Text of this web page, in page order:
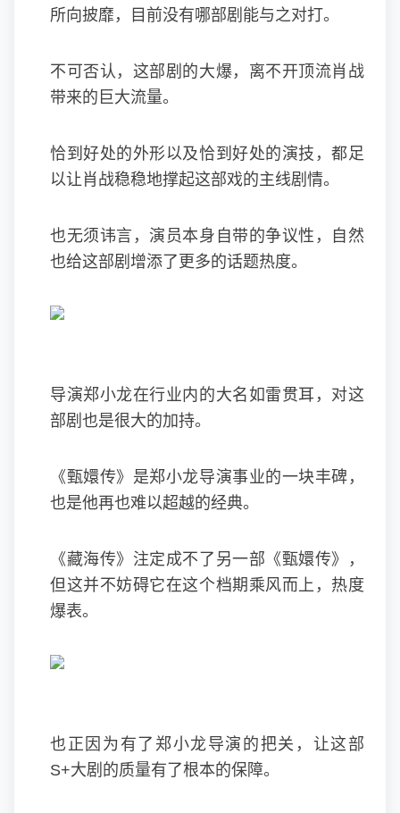
所向披靡，目前没有哪部剧能与之对打。
不可否认，这部剧的大爆，离不开顶流肖战
带来的巨大流量。
恰到好处的外形以及恰到好处的演技，都足
以让肖战稳稳地撑起这部戏的主线剧情。
也无须讳言，演员本身自带的争议性，自然
也给这部剧增添了更多的话题热度。
导演郑小龙在行业内的大名如雷贯耳，对这
部剧也是很大的加持。
《甄嬛传》是郑小龙导演事业的一块丰碑，
也是他再也难以超越的经典。
《藏海传》注定成不了另一部《甄嬛传》，
但这并不妨碍它在这个档期乘风而上，热度
爆表。
也正因为有了郑小龙导演的把关，让这部
S+大剧的质量有了根本的保障。